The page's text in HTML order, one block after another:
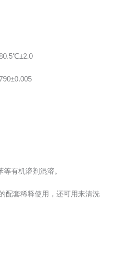
有机溶剂混溶。
配套稀释使用，还可用来清洗